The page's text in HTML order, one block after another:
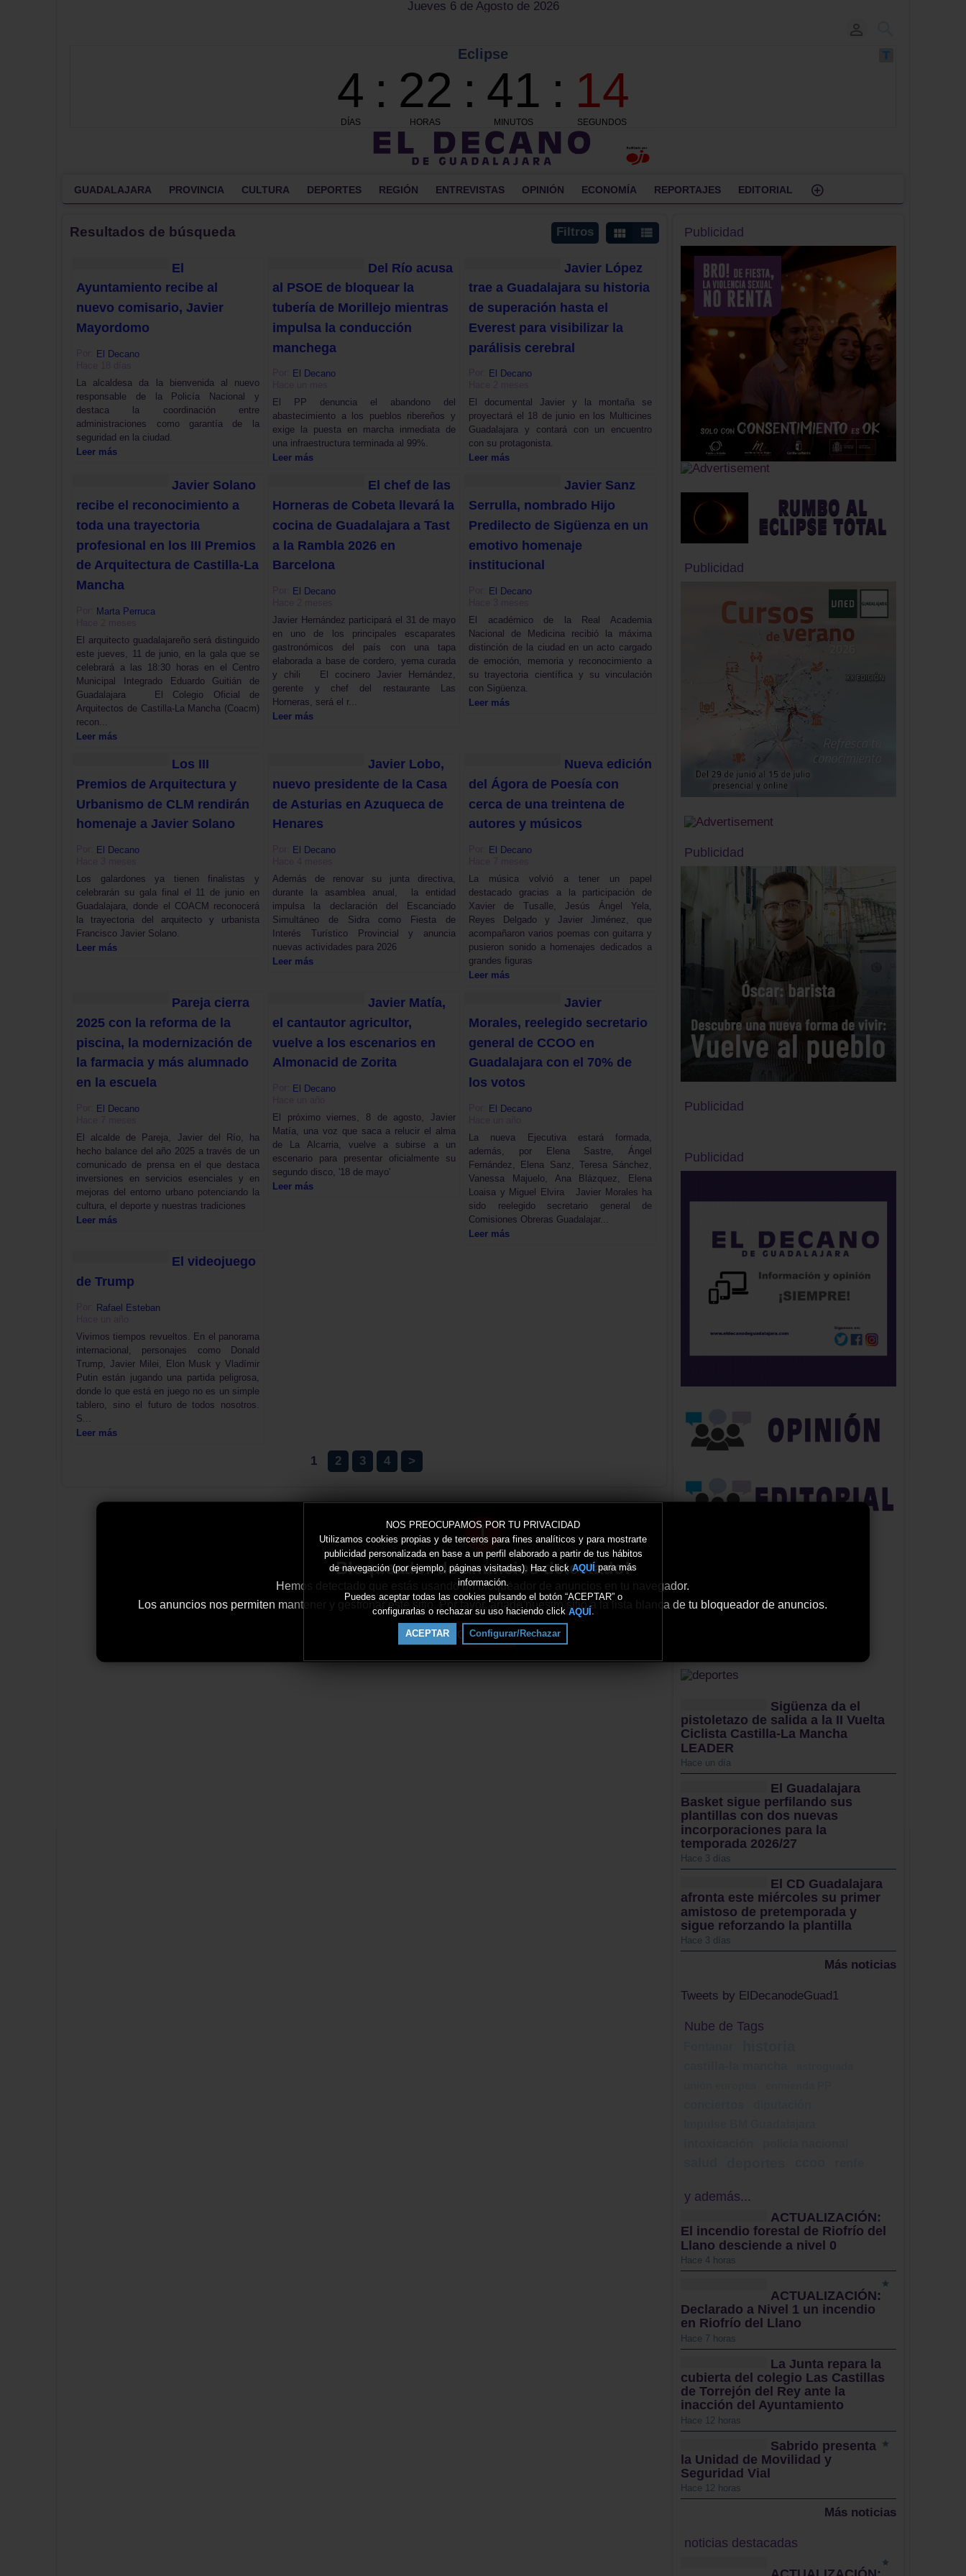
!
Bloqueador de anuncios detectado!
Hemos detectado que estás usando un bloqueador de anuncios en tu navegador.
Los anuncios nos permiten mantener y gestionar este sitio. Por favor, añade nuestro sitio a la lista blanca de tu bloqueador de anuncios.
Continuar
NOS PREOCUPAMOS POR TU PRIVACIDAD
Utilizamos cookies propias y de terceros para fines analíticos y para mostrarte
publicidad personalizada en base a un perfil elaborado a partir de tus hábitos
de navegación (por ejemplo, páginas visitadas). Haz click AQUÍ para más
información.
Puedes aceptar todas las cookies pulsando el botón “ACEPTAR” o
configurarlas o rechazar su uso haciendo click AQUÍ
ACEPTAR Configurar/Rechazar
Jueves 6 de Agosto de 2026
GUADALAJARA PROVINCIA CULTURA DEPORTES REGIÓN ENTREVISTAS OPINIÓN ECONOMÍA REPORTAJES EDITORIAL
Filtros
Resultados de búsqueda
El
Ayuntamiento recibe al
nuevo comisario, Javier
Mayordomo
El Decano
La alcaldesa da la bienvenida al nuevo
responsable de la Policía Nacional y
destaca la coordinación entre
administraciones como garantía de la
seguridad en la ciudad.
Leer más
Del Río acusa
al PSOE de bloquear la
tubería de Morillejo mientras
impulsa la conducción
manchega
El Decano
El PP denuncia el abandono del
abastecimiento a los pueblos ribereños y
exige la puesta en marcha inmediata de
una infraestructura terminada al 99%.
Leer más
Javier López
trae a Guadalajara su historia
de superación hasta el
Everest para visibilizar la
parálisis cerebral
El Decano
El documental Javier y la montaña se
proyectará el 18 de junio en los Multicines
Guadalajara y contará con un encuentro
con su protagonista.
Leer más
Javier Solano
recibe el reconocimiento a
toda una trayectoria
profesional en los III Premios
de Arquitectura de Castilla-La
Mancha
Marta Perruca
El arquitecto guadalajareño será distinguido
este jueves, 11 de junio, en la gala que se
celebrará a las 18:30 horas en el Centro
Municipal Integrado Eduardo Guitián de
Guadalajara El Colegio Oficial de
Arquitectos de Castilla-La Mancha (Coacm)
recon...
Leer más
El chef de las
Horneras de Cobeta llevará la
cocina de Guadalajara a Tast
a la Rambla 2026 en
Barcelona
El Decano
Javier Hernández participará el 31 de mayo
en uno de los principales escaparates
gastronómicos del país con una tapa
elaborada a base de cordero, yema curada
y chili El cocinero Javier Hernández,
gerente y chef del restaurante Las
Horneras, será el r...
Leer más
Javier Sanz
Serrulla, nombrado Hijo
Predilecto de Sigüenza en un
emotivo homenaje
institucional
El Decano
El académico de la Real Academia
Nacional de Medicina recibió la máxima
distinción de la ciudad en un acto cargado
de emoción, memoria y reconocimiento a
su trayectoria científica y su vinculación
con Sigüenza.
Leer más
Los III
Premios de Arquitectura y
Urbanismo de CLM rendirán
homenaje a Javier Solano
El Decano
Los galardones ya tienen finalistas y
celebrarán su gala final el 11 de junio en
Guadalajara, donde el COACM reconocerá
la trayectoria del arquitecto y urbanista
Francisco Javier Solano.
Leer más
Javier Lobo,
nuevo presidente de la Casa
de Asturias en Azuqueca de
Henares
El Decano
Además de renovar su junta directiva,
durante la asamblea anual, la entidad
impulsa la declaración del Escanciado
Simultáneo de Sidra como Fiesta de
Interés Turístico Provincial y anuncia
nuevas actividades para 2026
Leer más
Nueva edición
del Ágora de Poesía con
cerca de una treintena de
autores y músicos
El Decano
La música volvió a tener un papel
destacado gracias a la participación de
Xavier de Tusalle, Jesús Ángel Yela,
Reyes Delgado y Javier Jiménez, que
acompañaron varios poemas con guitarra y
pusieron sonido a homenajes dedicados a
grandes figuras
Leer más
Pareja cierra
2025 con la reforma de la
piscina, la modernización de
la farmacia y más alumnado
en la escuela
El Decano
El alcalde de Pareja, Javier del Río, ha
hecho balance del año 2025 a través de un
comunicado de prensa en el que destaca
inversiones en servicios esenciales y en
mejoras del entorno urbano potenciando la
cultura, el deporte y nuestras tradiciones
Leer más
Javier Matía,
el cantautor agricultor,
vuelve a los escenarios en
Almonacid de Zorita
El Decano
El próximo viernes, 8 de agosto, Javier
Matía, una voz que saca a relucir el alma
de La Alcarria, vuelve a subirse a un
escenario para presentar oficialmente su
segundo disco, '18 de mayo'
Leer más
Javier
Morales, reelegido secretario
general de CCOO en
Guadalajara con el 70% de
los votos
El Decano
La nueva Ejecutiva estará formada,
además, por Elena Sastre, Ángel
Fernández, Elena Sanz, Teresa Sánchez,
Vanessa Majuelo, Ana Blázquez, Elena
Loaisa y Miguel Elvira Javier Morales ha
sido reelegido secretario general de
Comisiones Obreras Guadalajar...
Leer más
El videojuego
de Trump
Rafael Esteban
Vivimos tiempos revueltos. En el panorama
internacional, personajes como Donald
Trump, Javier Milei, Elon Musk y Vladímir
Putin están jugando una partida peligrosa,
donde lo que está en juego no es un simple
tablero, sino el futuro de todos nosotros.
S...
Leer más
1 2 3 4 >
Publicidad
Publicidad
Publicidad
Publicidad
Publicidad
Sigüenza da el
pistoletazo de salida a la II Vuelta
Ciclista Castilla-La Mancha
LEADER
Hace un día
El Guadalajara
Basket sigue perfilando sus
plantillas con dos nuevas
incorporaciones para la
temporada 2026/27
Hace 3 días
El CD Guadalajara
afronta este miércoles su primer
amistoso de pretemporada y
sigue reforzando la plantilla
Hace 3 días
Más noticias
Tweets by ElDecanodeGuad1
Nube de Tags
y además...
ACTUALIZACIÓN:
El incendio forestal de Riofrío del
Llano desciende a nivel 0
Hace 4 horas
ACTUALIZACIÓN:
Declarado a Nivel 1 un incendio
en Riofrío del Llano
Hace 7 horas
La Junta repara la
cubierta del colegio Las Castillas
de Torrejón del Rey ante la
inacción del Ayuntamiento
Hace 12 horas
Sabrido presenta
la Unidad de Movilidad y
Seguridad Vial
Hace 12 horas
Más noticias
noticias destacadas